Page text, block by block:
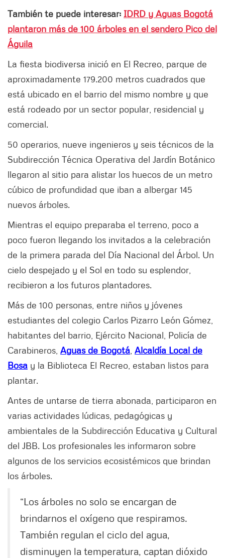
También te puede interesar: IDRD y Aguas Bogotá
plantaron más de 100 árboles en el sendero Pico del
Águila
La fiesta biodiversa inició en El Recreo, parque de
aproximadamente 179.200 metros cuadrados que
está ubicado en el barrio del mismo nombre y que
está rodeado por un sector popular, residencial y
comercial.
50 operarios, nueve ingenieros y seis técnicos de la
Subdirección Técnica Operativa del Jardín Botánico
llegaron al sitio para alistar los huecos de un metro
cúbico de profundidad que iban a albergar 145
nuevos árboles.
Mientras el equipo preparaba el terreno, poco a
poco fueron llegando los invitados a la celebración
de la primera parada del Día Nacional del Árbol. Un
cielo despejado y el Sol en todo su esplendor,
recibieron a los futuros plantadores.
Más de 100 personas, entre niños y jóvenes
estudiantes del colegio Carlos Pizarro León Gómez,
habitantes del barrio, Ejército Nacional, Policía de
Carabineros, Aguas de Bogotá Alcaldía Local de
Bosa y la Biblioteca El Recreo, estaban listos para
plantar.
Antes de untarse de tierra abonada, participaron en
varias actividades lúdicas, pedagógicas y
ambientales de la Subdirección Educativa y Cultural
del JBB. Los profesionales les informaron sobre
algunos de los servicios ecosistémicos que brindan
los árboles.
“Los árboles no solo se encargan de
brindarnos el oxígeno que respiramos.
También regulan el ciclo del agua,
disminuyen la temperatura, captan dióxido